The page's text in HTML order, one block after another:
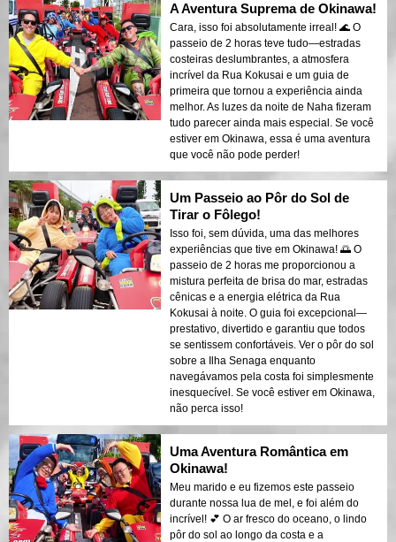
A Aventura Suprema de Okinawa!
Cara, isso foi absolutamente irreal! 🌊 O
passeio de 2 horas teve tudo—estradas
costeiras deslumbrantes, a atmosfera
incrível da Rua Kokusai e um guia de
primeira que tornou a experiência ainda
melhor. As luzes da noite de Naha fizeram
tudo parecer ainda mais especial. Se você
estiver em Okinawa, essa é uma aventura
que você não pode perder!
Um Passeio ao Pôr do Sol de
Tirar o Fôlego!
Isso foi, sem dúvida, uma das melhores
experiências que tive em Okinawa! 🌅 O
passeio de 2 horas me proporcionou a
mistura perfeita de brisa do mar, estradas
cênicas e a energia elétrica da Rua
Kokusai à noite. O guia foi excepcional—
prestativo, divertido e garantiu que todos
se sentissem confortáveis. Ver o pôr do sol
sobre a Ilha Senaga enquanto
navegávamos pela costa foi simplesmente
inesquecível. Se você estiver em Okinawa,
não perca isso!
Uma Aventura Romântica em
Okinawa!
Meu marido e eu fizemos este passeio
durante nossa lua de mel, e foi além do
incrível! 💕 O ar fresco do oceano, o lindo
pôr do sol ao longo da costa e a